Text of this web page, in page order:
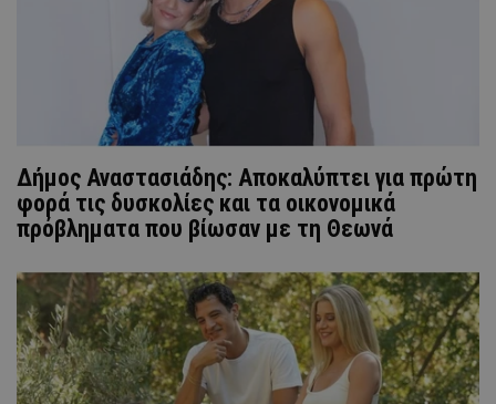
Δήμος Αναστασιάδης: Αποκαλύπτει για πρώτη
φορά τις δυσκολίες και τα οικονομικά
πρόβληματα που βίωσαν με τη Θεωνά